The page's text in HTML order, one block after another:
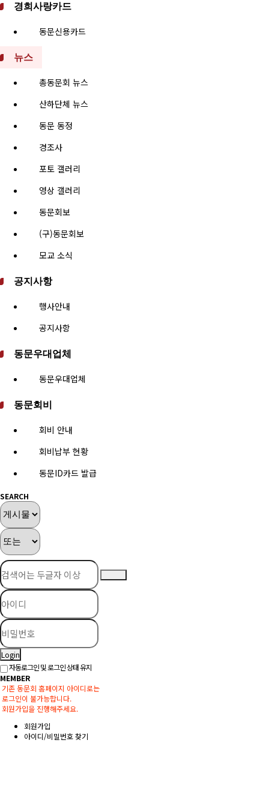
경희사랑카드
동문신용카드
뉴스
총동문회 뉴스
산하단체 뉴스
동문 동정
경조사
포토 갤러리
영상 갤러리
동문회보
(구)동문회보
모교 소식
공지사항
행사안내
공지사항
동문우대업체
동문우대업체
동문회비
회비 안내
회비납부 현황
동문ID카드 발급
SEARCH
Login
자동로그인 및 로그인 상태 유지
MEMBER
기존 동문회 홈페이지 아이디로는
로그인이 불가능합니다.
회원가입을 진행해주세요.
회원가입
아이디/비밀번호 찾기